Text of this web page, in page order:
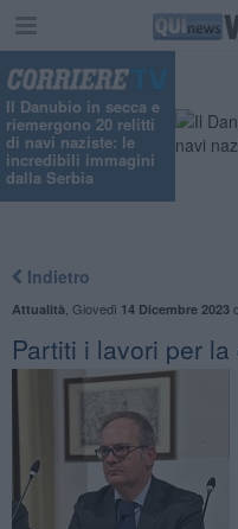
Il Danubio in secca e
riemergono 20 relitti
di navi naziste: le
incredibili immagini
dalla Serbia
Indietro
Attualità Giovedì 14 Dicembre 2023
Partiti i lavori per